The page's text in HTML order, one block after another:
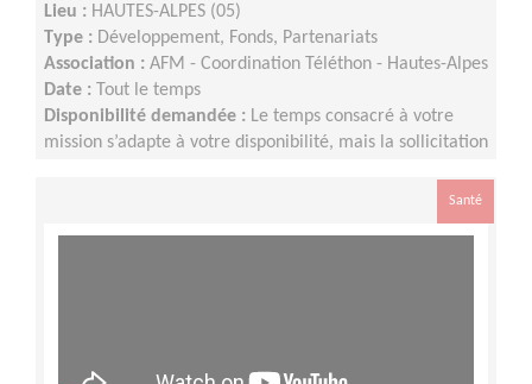
Lieu : HAUTES-ALPES (05)
Type : Développement, Fonds, Partenariats
Association : AFM - Coordination Téléthon - Hautes-Alpes
Date :
Tout le temps
Disponibilité demandée : Le temps consacré à votre
mission s’adapte à votre disponibilité, mais la sollicitation
Santé